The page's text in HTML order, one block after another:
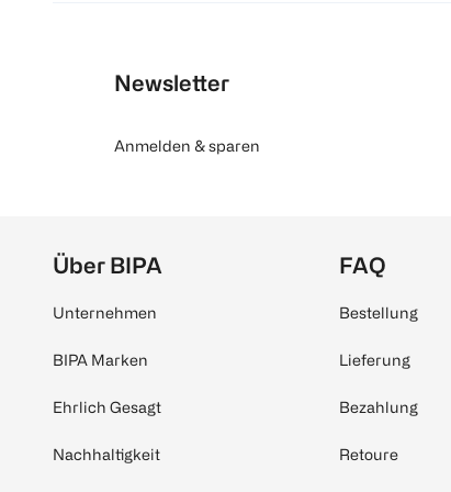
Newsletter
Anmelden & sparen
Über BIPA
Unternehmen
BIPA Marken
Ehrlich Gesagt
Nachhaltigkeit
FAQ
Bestellung
Lieferung
Bezahlung
Retoure